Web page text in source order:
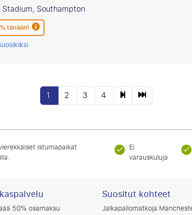
Southampton
tänään!
1 2 3 4
istumapaikat
Ei
varauskuluja
50% osamaksu
Suositut kohteet
Jalkapallomatkoja